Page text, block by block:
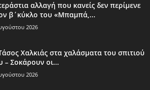
αλλαγή που κανείς δεν περίμενε
β΄κύκλο του «Μπαμπά,...
2026
Χαλκιάς στα χαλάσματα του σπιτιού
– Σοκάρουν οι...
2026